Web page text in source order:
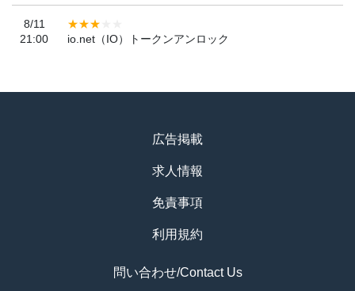
8/11
21:00
io.net（IO）トークンアンロック
広告掲載
求人情報
免責事項
利用規約
問い合わせ/Contact Us